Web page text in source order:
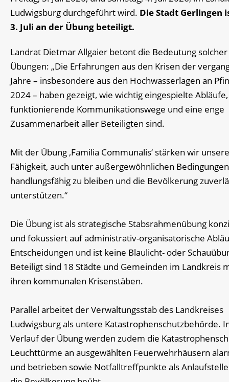
Ludwigsburg durchgeführt wird. Die Stadt Gerlingen
3. Juli an der Übung beteiligt.
Landrat Dietmar Allgaier betont die Bedeutung solcher
Übungen: „Die Erfahrungen aus den Krisen der
Jahre – insbesondere aus den Hochwasserlagen an
2024 – haben gezeigt, wie wichtig eingespielte Abläufe,
funktionierende Kommunikationswege und eine enge
Zusammenarbeit aller Beteiligten sind.
Mit der Übung ‚Familia Communalis‘ stärken wir unsere
Fähigkeit, auch unter außergewöhnlichen Bedingungen
handlungsfähig zu bleiben und die Bevölkerung
unterstützen.“
Die Übung ist als strategische Stabsrahmenübung
und fokussiert auf administrativ-organisatorische
Entscheidungen und ist keine Blaulicht- oder
Beteiligt sind 18 Städte und Gemeinden im Landkreis
ihren kommunalen Krisenstäben.
Parallel arbeitet der Verwaltungsstab des Landkreises
Ludwigsburg als untere Katastrophenschutzbehörde.
Verlauf der Übung werden zudem die
Leuchttürme an ausgewählten Feuerwehrhäusern
und betrieben sowie Notfalltreffpunkte als